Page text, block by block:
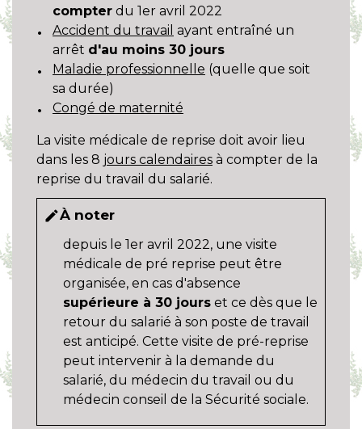
compter du 1er avril 2022
Accident du travail ayant entraîné un
arrêt d'au moins 30 jours
Maladie professionnelle (quelle que soit
sa durée)
Congé de maternité
La visite médicale de reprise doit avoir lieu
dans les 8 jours calendaires à compter de la
reprise du travail du salarié.
editÀ noter
depuis le 1er avril 2022, une visite
médicale de pré reprise peut être
organisée, en cas d'absence
supérieure à 30 jours et ce dès que le
retour du salarié à son poste de travail
est anticipé. Cette visite de pré-reprise
peut intervenir à la demande du
salarié, du médecin du travail ou du
médecin conseil de la Sécurité sociale.